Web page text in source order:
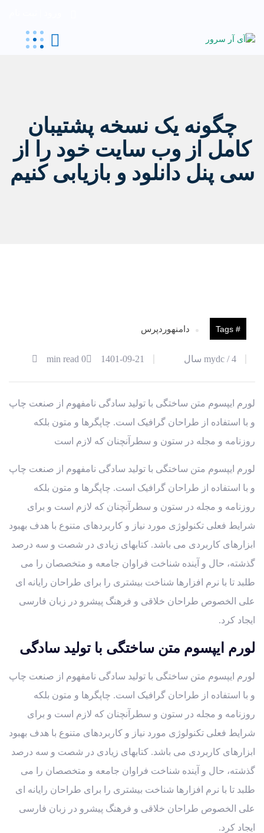
چگونه یک نسخه پشتیبان
کامل از وب سایت خود را از
سی پنل دانلود و بازیابی کنیم
# Tags دامنهوردپرس
mydc /4 سال 1401-09-21
0 min read
لورم ایپسوم متن ساختگی با تولید سادگی نامفهوم از صنعت چاپ
و با استفاده از طراحان گرافیک است. چاپگرها و متون بلکه
روزنامه و مجله در ستون و سطرآنچنان که لازم است
لورم ایپسوم متن ساختگی با تولید سادگی نامفهوم از صنعت چاپ
و با استفاده از طراحان گرافیک است. چاپگرها و متون بلکه
روزنامه و مجله در ستون و سطرآنچنان که لازم است و برای
شرایط فعلی تکنولوژی مورد نیاز و کاربردهای متنوع با هدف بهبود
ابزارهای کاربردی می باشد. کتابهای زیادی در شصت و سه درصد
گذشته، حال و آینده شناخت فراوان جامعه و متخصصان را می
طلبد تا با نرم افزارها شناخت بیشتری را برای طراحان رایانه ای
علی الخصوص طراحان خلاقی و فرهنگ پیشرو در زبان فارسی
ایجاد کرد.
لورم ایپسوم متن ساختگی با تولید سادگی
لورم ایپسوم متن ساختگی با تولید سادگی نامفهوم از صنعت چاپ
و با استفاده از طراحان گرافیک است. چاپگرها و متون بلکه
روزنامه و مجله در ستون و سطرآنچنان که لازم است و برای
شرایط فعلی تکنولوژی مورد نیاز و کاربردهای متنوع با هدف بهبود
ابزارهای کاربردی می باشد. کتابهای زیادی در شصت و سه درصد
گذشته، حال و آینده شناخت فراوان جامعه و متخصصان را می
طلبد تا با نرم افزارها شناخت بیشتری را برای طراحان رایانه ای
علی الخصوص طراحان خلاقی و فرهنگ پیشرو در زبان فارسی
ایجاد کرد.